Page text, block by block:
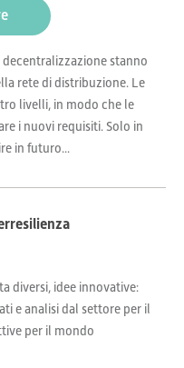
stanno
rete di distribuzione. Le
livelli, in modo che le
i nuovi requisiti. Solo in
in futuro...
diversi, idee innovative:
e analisi dal settore per il
per il mondo